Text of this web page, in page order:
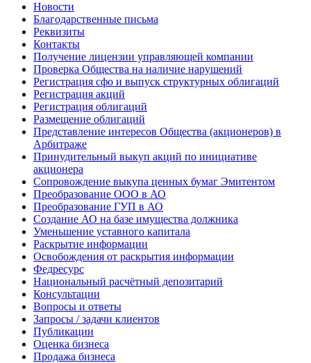
Новости
Благодарственные письма
Реквизиты
Контакты
Получение лицензии управляющей компании
Проверка Общества на наличие нарушений
Регистрация сфо и выпуск структурных облигаций
Регистрация акций
Регистрация облигаций
Размещение облигаций
Представление интересов Общества (акционеров) в
Арбитраже
Принудительный выкуп акций по инициативе
акционера
Сопровождение выкупа ценных бумаг Эмитентом
Преобразование ООО в АО
Преобразование ГУП в АО
Создание АО на базе имущества должника
Уменьшение уставного капитала
Раскрытие информации
Освобождения от раскрытия информации
Федресурс
Национальный расчётный депозитарий
Консультации
Вопросы и ответы
Запросы / задачи клиентов
Публикации
Оценка бизнеса
Продажа бизнеса